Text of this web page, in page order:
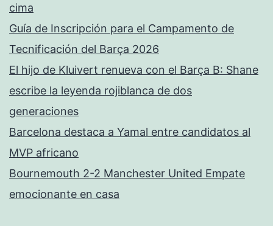
cima
Guía de Inscripción para el Campamento de
Tecnificación del Barça 2026
El hijo de Kluivert renueva con el Barça B: Shane
escribe la leyenda rojiblanca de dos
generaciones
Barcelona destaca a Yamal entre candidatos al
MVP africano
Bournemouth 2-2 Manchester United Empate
emocionante en casa